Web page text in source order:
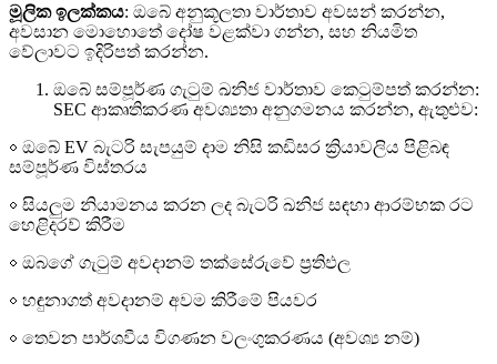
මූලික ඉලක්කය: ඔබේ අනුකූලතා වාර්තාව අවසන් කරන්න,
අවසාන මොහොතේ දෝෂ වළක්වා ගන්න, සහ නියමිත
වේලාවට ඉදිරිපත් කරන්න.
ඔබේ සම්පූර්ණ ගැටුම් ඛනිජ වාර්තාව කෙටුම්පත් කරන්න:
SEC ආකෘතිකරණ අවශ්‍යතා අනුගමනය කරන්න, ඇතුළුව:
￮ ඔබේ EV බැටරි සැපයුම් දාම නිසි කඩිසර ක්‍රියාවලිය පිළිබඳ
සම්පූර්ණ විස්තරය
￮ සියලුම නියාමනය කරන ලද බැටරි ඛනිජ සඳහා ආරම්භක රට
හෙළිදරව් කිරීම
￮ ඔබගේ ගැටුම් අවදානම් තක්සේරුවේ ප්‍රතිඵල
￮ හඳුනාගත් අවදානම් අවම කිරීමේ පියවර
￮ තෙවන පාර්ශවීය විගණන වලංගුකරණය (අවශ්‍ය නම්)